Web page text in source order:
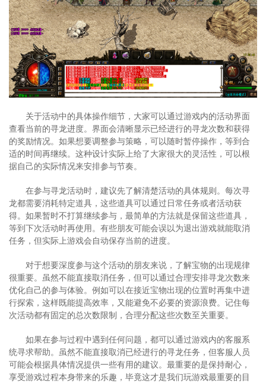
关于活动中的具体操作细节，大家可以通过游戏内的活动界面
查看当前的寻龙进度。界面会清晰显示已经进行的寻龙次数和获得
的奖励情况。如果想要调整参与策略，可以随时暂停操作，等到合
适的时间再继续。这种设计实际上给了大家很大的灵活性，可以根
据自己的实际情况来安排参与节奏。
在参与寻龙活动时，建议先了解清楚活动的具体规则。每次寻
龙都需要消耗特定道具，这些道具可以通过日常任务或者活动获
得。如果暂时不打算继续参与，最简单的方法就是保留这些道具，
等到下次活动时再使用。有些朋友可能会误以为退出游戏就能取消
任务，但实际上游戏会自动保存当前的进度。
对于想要深度参与这个活动的朋友来说，了解宝物的出现规律
很重要。虽然不能直接取消任务，但可以通过合理安排寻龙次数来
优化自己的参与体验。例如可以在接近宝物出现的位置时再集中进
行探索，这样既能提高效率，又能避免不必要的资源浪费。记住每
次活动都有固定的总次数限制，合理分配这些次数至关重要。
如果在参与过程中遇到任何问题，都可以通过游戏内的客服系
统寻求帮助。虽然不能直接取消已经进行的寻龙任务，但客服人员
可能会根据具体情况提供一些有用的建议。最重要的是保持耐心，
享受游戏过程本身带来的乐趣，毕竟这才是我们玩游戏最重要的目